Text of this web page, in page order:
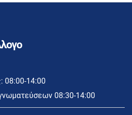
08:00-14:00
08:30-14:00